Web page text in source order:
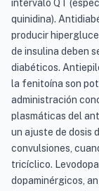
intervalo QT
quinidina).
producir
de insulina deben
diabéticos.
la fenitoína son
administración
plasmáticas del
un ajuste de dosis
convulsiones,
tricíclico.
dopaminérgicos,